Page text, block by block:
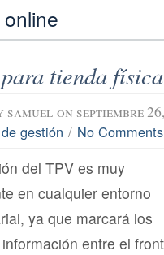
para tienda
samuel on septiembre
gestión / No Comments
del TPV es muy
en cualquier entorno
ya que marcará los
entre el